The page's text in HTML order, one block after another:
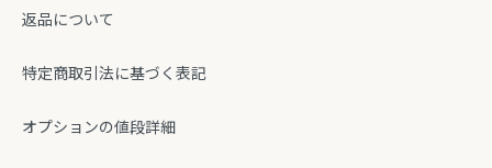
返品について
特定商取引法に基づく表記
オプションの値段詳細